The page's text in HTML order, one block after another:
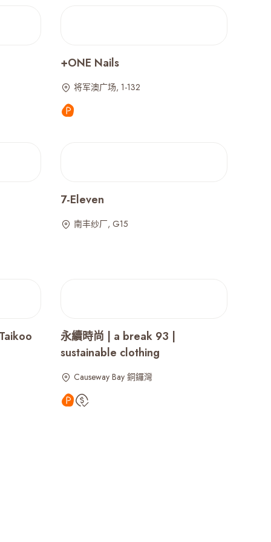
+ONE Nails
将军澳广场, 1-132
7-Eleven
南丰纱厂, G15
永續時尚 | a break 93 |
sustainable clothing
Causeway Bay 銅鑼灣